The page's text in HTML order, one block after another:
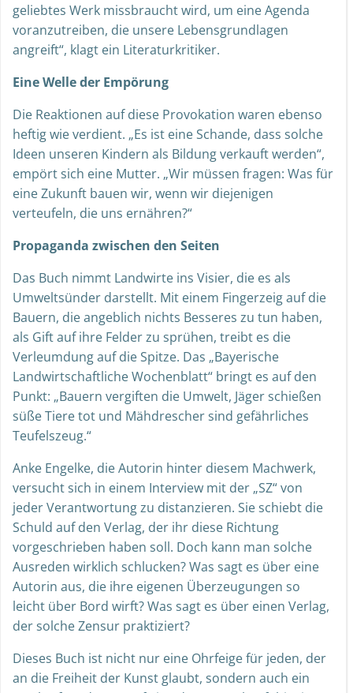
geliebtes Werk missbraucht wird, um eine Agenda
voranzutreiben, die unsere Lebensgrundlagen
angreift“, klagt ein Literaturkritiker.
Eine Welle der Empörung
Die Reaktionen auf diese Provokation waren ebenso
heftig wie verdient. „Es ist eine Schande, dass solche
Ideen unseren Kindern als Bildung verkauft werden“,
empört sich eine Mutter. „Wir müssen fragen: Was für
eine Zukunft bauen wir, wenn wir diejenigen
verteufeln, die uns ernähren?“
Propaganda zwischen den Seiten
Das Buch nimmt Landwirte ins Visier, die es als
Umweltsünder darstellt. Mit einem Fingerzeig auf die
Bauern, die angeblich nichts Besseres zu tun haben,
als Gift auf ihre Felder zu sprühen, treibt es die
Verleumdung auf die Spitze. Das „Bayerische
Landwirtschaftliche Wochenblatt“ bringt es auf den
Punkt: „Bauern vergiften die Umwelt, Jäger schießen
süße Tiere tot und Mähdrescher sind gefährliches
Teufelszeug.“
Anke Engelke, die Autorin hinter diesem Machwerk,
versucht sich in einem Interview mit der „SZ“ von
jeder Verantwortung zu distanzieren. Sie schiebt die
Schuld auf den Verlag, der ihr diese Richtung
vorgeschrieben haben soll. Doch kann man solche
Ausreden wirklich schlucken? Was sagt es über eine
Autorin aus, die ihre eigenen Überzeugungen so
leicht über Bord wirft? Was sagt es über einen Verlag,
der solche Zensur praktiziert?
Dieses Buch ist nicht nur eine Ohrfeige für jeden, der
an die Freiheit der Kunst glaubt, sondern auch ein